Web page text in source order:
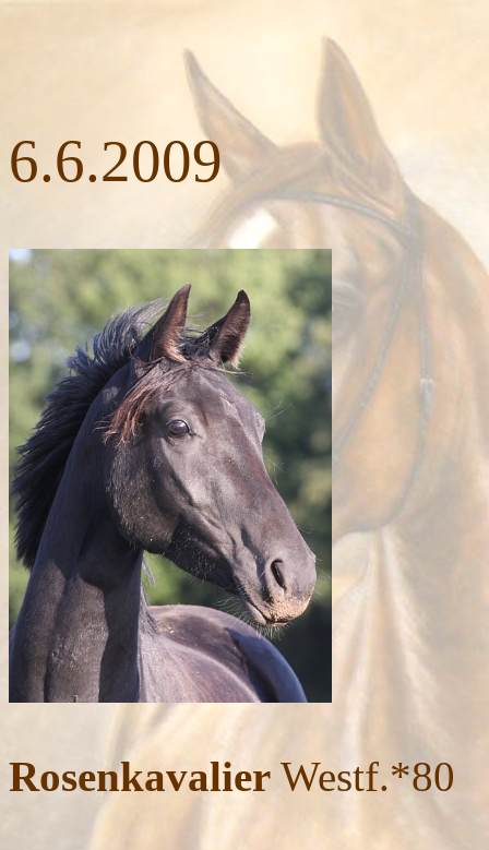
6.6.2009
Rosenkavalier Westf.*80